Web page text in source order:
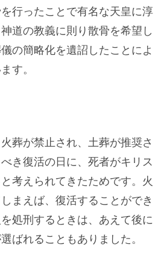
行ったことで有名な天皇に淳
道の教義に則り散骨を希望し
の簡略化を遺詔したことによ
す。
葬が禁止され、土葬が推奨さ
き復活の日に、死者がキリス
考えられてきたためです。火
まえば、復活することができ
処刑するときは、あえて後に
ばれることもありました。